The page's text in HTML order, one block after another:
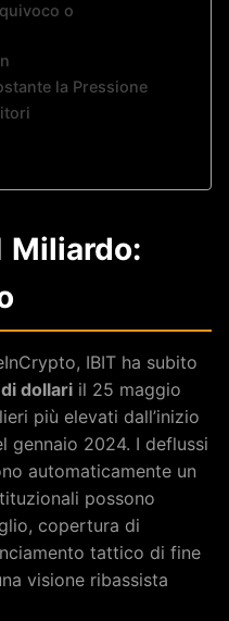
o
la Pressione
Miliardo:
IBIT ha subito
dollari il 25 maggio
più elevati dall’inizio
gennaio 2024. I deflussi
automaticamente un
possono
copertura di
tattico di fine
visione ribassista